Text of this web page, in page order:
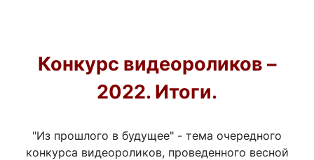
Конкурс видеороликов –
2022. Итоги.
"Из прошлого в будущее" - тема очередного
конкурса видеороликов, проведенного весной